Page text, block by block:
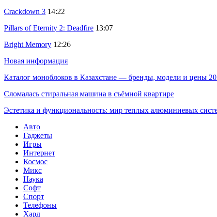
Crackdown 3 14:22
Pillars of Eternity 2: Deadfire 13:07
Bright Memory 12:26
Новая информация
Каталог моноблоков в Казахстане — бренды, модели и цены
Сломалась стиральная машина в съёмной квартире
Эстетика и функциональность: мир теплых алюминиевых
Авто
Гаджеты
Игры
Интернет
Космос
Микс
Наука
Софт
Спорт
Телефоны
Хард